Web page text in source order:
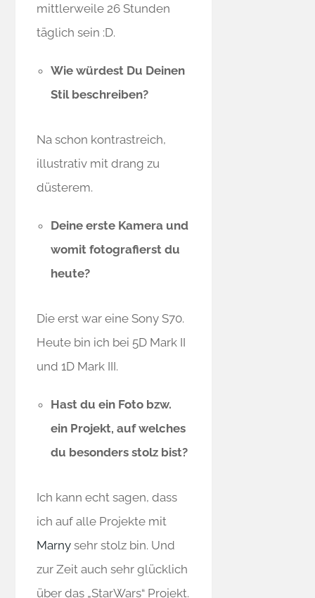
mittlerweile 26 Stunden
täglich sein :D.
Wie würdest Du Deinen
Stil beschreiben?
Na schon kontrastreich,
illustrativ mit drang zu
düsterem.
Deine erste Kamera und
womit fotografierst du
heute?
Die erst war eine Sony S70.
Heute bin ich bei 5D Mark II
und 1D Mark III.
Hast du ein Foto bzw.
ein Projekt, auf welches
du besonders stolz bist?
Ich kann echt sagen, dass
ich auf alle Projekte mit
Marny sehr stolz bin. Und
zur Zeit auch sehr glücklich
über das „StarWars“ Projekt.